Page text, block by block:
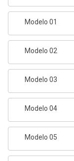
Modelo 01
Modelo 02
Modelo 03
Modelo 04
Modelo 05